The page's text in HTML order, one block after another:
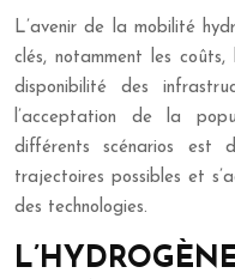
L’avenir de la mobilité
clés, notamment les
disponibilité des
l’acceptation de la
différents scénarios est
trajectoires possibles et
des technologies.